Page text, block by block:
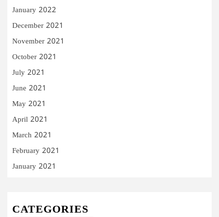
January 2022
December 2021
November 2021
October 2021
July 2021
June 2021
May 2021
April 2021
March 2021
February 2021
January 2021
CATEGORIES